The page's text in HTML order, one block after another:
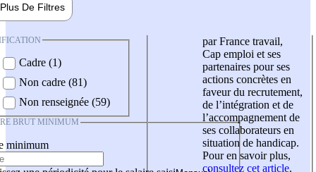
Plus De Filtres
Cadre (1)
Non cadre (81)
Non renseignée (59)
BRUT MINIMUM
minimum
par France travail,
Cap emploi et ses
partenaires pour ses
actions concrètes en
faveur du recrutement,
de l’intégration et de
l’accompagnement de
ses collaborateurs en
situation de handicap.
Pour en savoir plus,
consultez cet article.